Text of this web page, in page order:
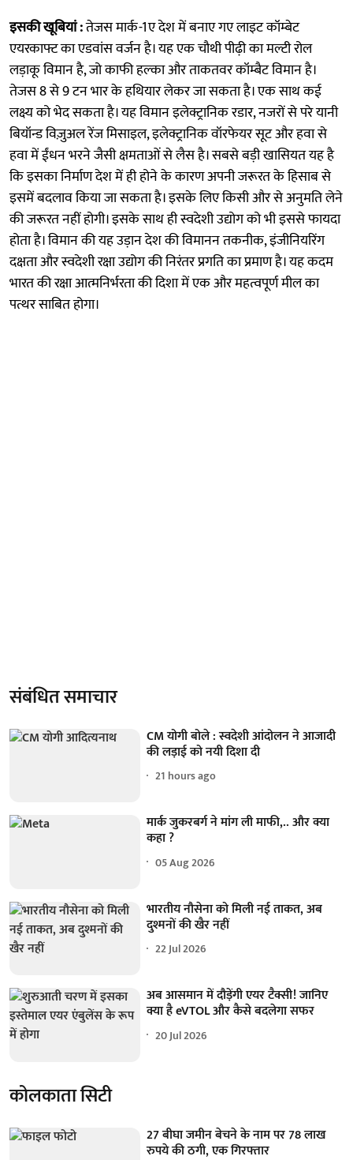
इसकी खूबियां :तेजस मार्क-1ए देश में बनाए गए लाइट कॉम्बेट
एयरकाफ्ट का एडवांस वर्जन है। यह एक चौथी पीढ़ी का मल्टी रोल
लड़ाकू विमान है, जो काफी हल्‍का और ताकतवर कॉम्बैट विमान है।
तेजस 8 से 9 टन भार के हथियार लेकर जा सकता है। एक साथ कई
लक्ष्य को भेद सकता है। यह विमान इलेक्ट्रानिक रडार, नजरों से परे यानी
बियॉन्ड विज़ुअल रेंज मिसाइल, इलेक्ट्रानिक वॉरफेयर सूट और हवा से
हवा में ईंधन भरने जैसी क्षमताओं से लैस है। सबसे बड़ी खासियत यह है
कि इसका निर्माण देश में ही होने के कारण अपनी जरूरत के हिसाब से
इसमें बदलाव किया जा सकता है। इसके लिए किसी और से अनुमति लेने
की जरूरत नहीं होगी। इसके साथ ही स्वदेशी उद्योग को भी इससे फायदा
होता है। विमान की यह उड़ान देश की विमानन तकनीक, इंजीनियरिंग
दक्षता और स्वदेशी रक्षा उद्योग की निरंतर प्रगति का प्रमाण है। यह कदम
भारत की रक्षा आत्मनिर्भरता की दिशा में एक और महत्वपूर्ण मील का
पत्थर साबित होगा।
संबंधित समाचार
CM योगी बोले : स्वदेशी आंदोलन ने आजादी
की लड़ाई को नयी दिशा दी
21 hours ago
मार्क जुकरबर्ग ने मांग ली माफी,.. और क्या
कहा ?
05 Aug 2026
भारतीय नौसेना को मिली नई ताकत, अब
दुश्मनों की खैर नहीं
22 Jul 2026
अब आसमान में दौड़ेंगी एयर टैक्सी! जानिए
क्या है eVTOL और कैसे बदलेगा सफर
20 Jul 2026
कोलकाता सिटी
27 बीघा जमीन बेचने के नाम पर 78 लाख
रुपये की ठगी, एक गिरफ्तार